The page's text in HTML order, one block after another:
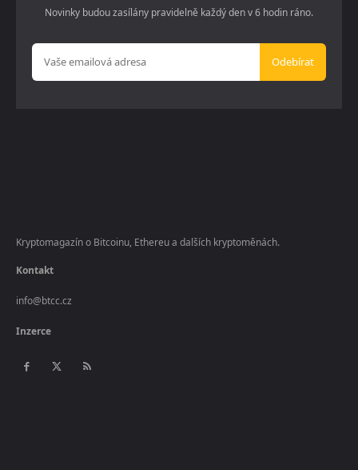
Novinky budou zasílány pravidelně každý den v 6 hodin ráno.
Odebírat
Kryptomagazín o Bitcoinu, Ethereu a dalších kryptoměnách.
Kontakt
info@btcc.cz
Inzerce